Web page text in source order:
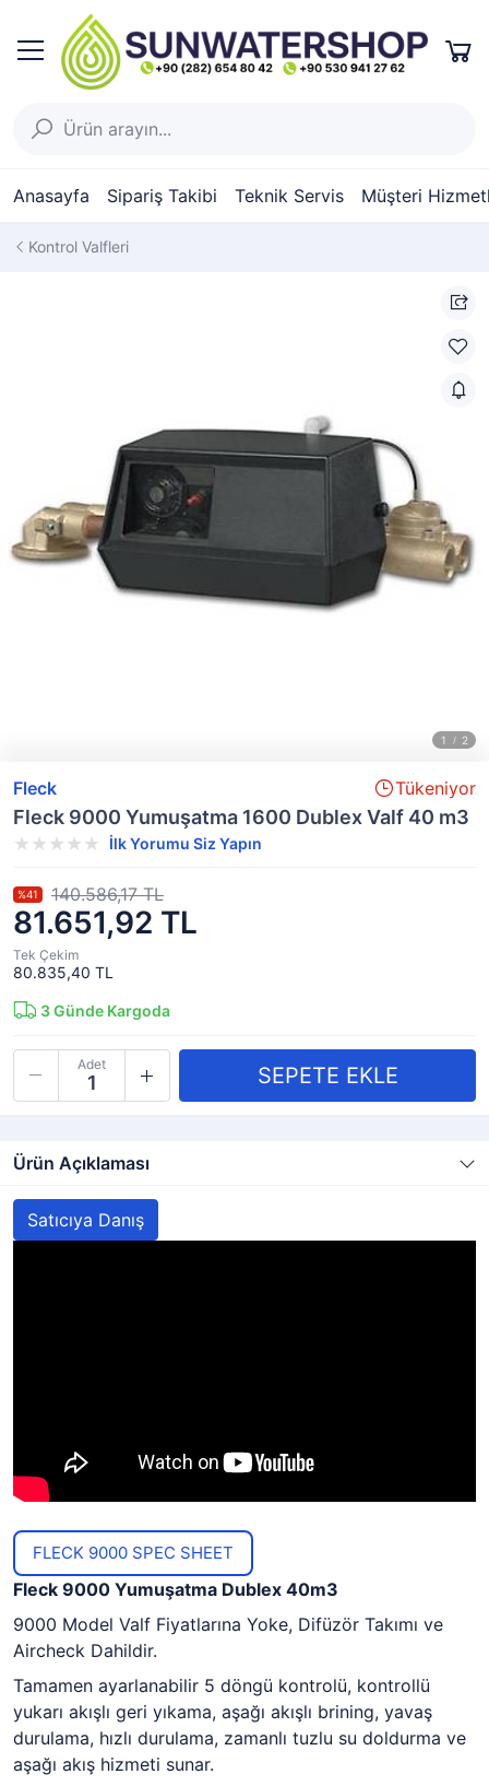
Anasayfa Sipariş Takibi Teknik Servis Müşteri
Kontrol Valfleri
Fleck Tükeniyor
Fleck 9000 Yumuşatma 1600 Dublex Valf 40 m3
İlk Yorumu Siz Yapın
81.651,92 TL
%41 140.586,17 TL
Tek Çekim
80.835,40 TL
3Günde Kargoda
Adet
Ürün Açıklaması
Satıcıya Danış
FLECK 9000 SPEC SHEET
Fleck 9000 Yumuşatma Dublex 40m3
9000 Model Valf Fiyatlarına Yoke, Difüzör Takımı ve
Aircheck Dahildir.
Tamamen ayarlanabilir 5 döngü kontrolü, kontrollü
yukarı akışlı geri yıkama, aşağı akışlı brining, yavaş
durulama, hızlı durulama, zamanlı tuzlu su doldurma ve
aşağı akış hizmeti sunar.